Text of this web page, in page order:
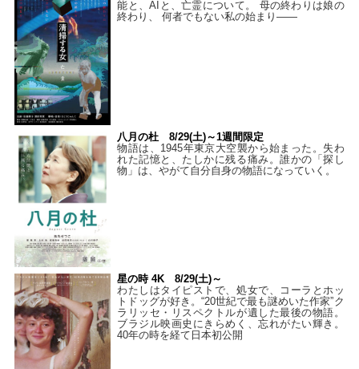
能と、AIと、亡霊について。 母の終わりは娘の
終わり、 何者でもない私の始まり――
八月の杜 8/29(土)～1週間限定
物語は、1945年東京大空襲から始まった。失わ
れた記憶と、たしかに残る痛み。誰かの「探し
物」は、やがて自分自身の物語になっていく。
星の時 4K 8/29(土)～
わたしはタイピストで、処⼥で、コーラとホッ
トドッグが好き。“20世紀で最も謎めいた作家”ク
ラリッセ・リスペクトルが遺した最後の物語。
ブラジル映画史にきらめく、忘れがたい輝き。
40年の時を経て⽇本初公開